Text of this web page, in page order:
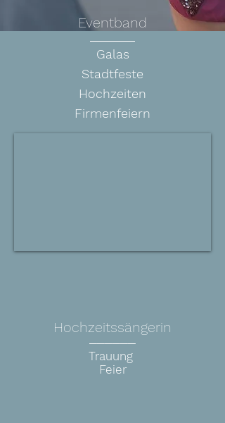
Eventband
Galas
Stadtfeste
Hochzeiten
Firmenfeiern
Hochzeitssängerin
______
Trauung
Feier